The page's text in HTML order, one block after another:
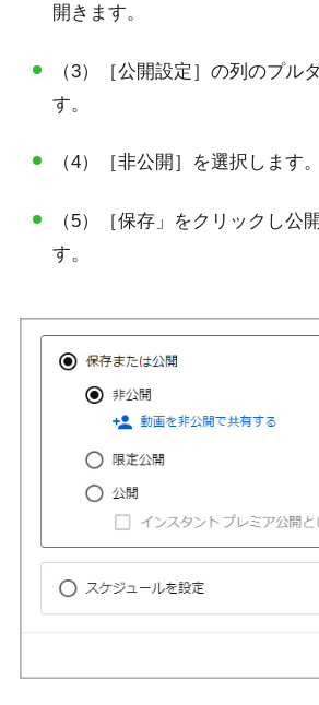
開きます。
（3）［公開設定］の列のプル
す。
（4）［非公開］を選択します。
（5）［保存」をクリックし公
す。